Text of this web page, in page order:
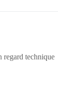
regard technique